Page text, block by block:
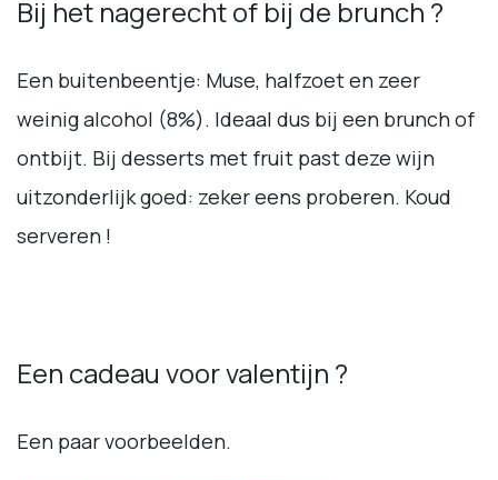
Bij het nagerecht of bij de brunch ?
Een buitenbeentje: Muse, halfzoet en zeer
weinig alcohol (8%). Ideaal dus bij een brunch of
ontbijt. Bij desserts met fruit past deze wijn
uitzonderlijk goed: zeker eens proberen. Koud
serveren !
Een cadeau voor valentijn ?
Een paar voorbeelden.